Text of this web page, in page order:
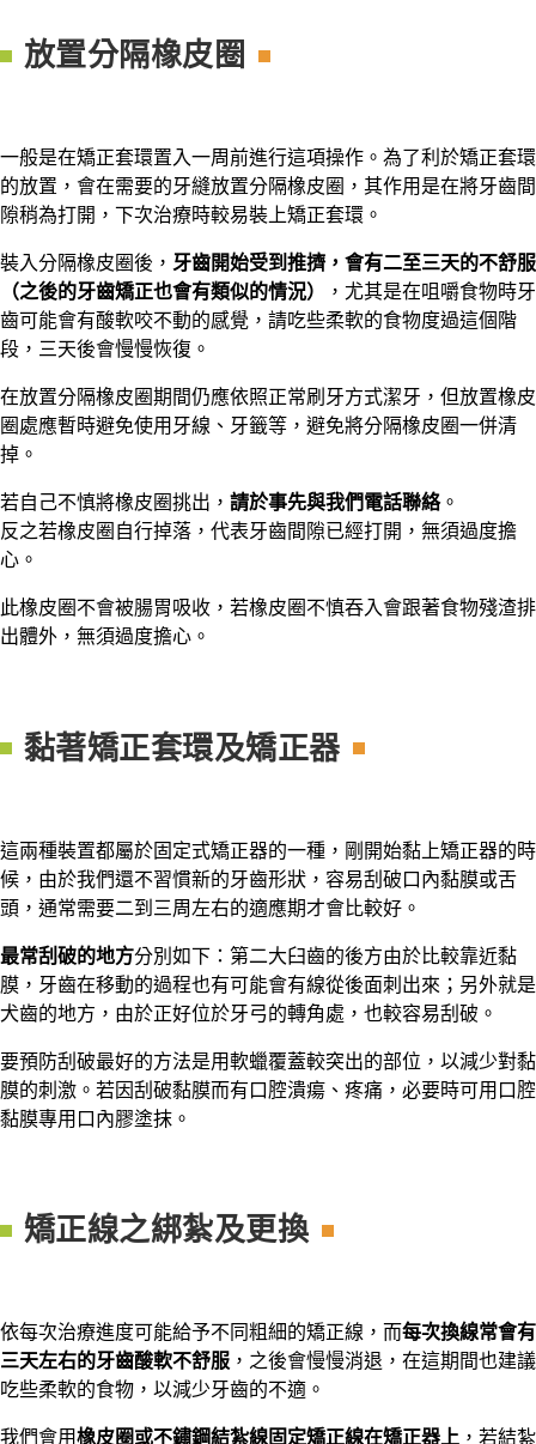
放置分隔橡皮圈
一般是在矯正套環置入一周前進行這項操作。為了利於矯正套環
的放置，會在需要的牙縫放置分隔橡皮圈，其作用是在將牙齒間
隙稍為打開，下次治療時較易裝上矯正套環。
裝入分隔橡皮圈後， 牙齒開始受到推擠，會有二至三天的不舒服
（之後的牙齒矯正也會有類似的情況）
，尤其是在咀嚼食物時牙
齒可能會有酸軟咬不動的感覺，請吃些柔軟的食物度過這個階
段，三天後會慢慢恢復。
在放置分隔橡皮圈期間仍應依照正常刷牙方式潔牙，但放置橡皮
圈處應暫時避免使用牙線、牙籤等，避免將分隔橡皮圈一併清
掉。
若自己不慎將橡皮圈挑出， 請於事先與我們電話聯絡。
反之若橡皮圈自行掉落，代表牙齒間隙已經打開，無須過度擔
心。
此橡皮圈不會被腸胃吸收，若橡皮圈不慎吞入會跟著食物殘渣排
出體外，無須過度擔心。
黏著矯正套環及矯正器
這兩種裝置都屬於固定式矯正器的一種，剛開始黏上矯正器的時
候，由於我們還不習慣新的牙齒形狀，容易刮破口內黏膜或舌
頭，通常需要二到三周左右的適應期才會比較好。
最常刮破的地方分別如下：第二大臼齒的後方由於比較靠近黏
膜，牙齒在移動的過程也有可能會有線從後面刺出來；另外就是
犬齒的地方，由於正好位於牙弓的轉角處，也較容易刮破。
要預防刮破最好的方法是用軟蠟覆蓋較突出的部位，以減少對黏
膜的刺激。若因刮破黏膜而有口腔潰瘍、疼痛，必要時可用口腔
黏膜專用口內膠塗抹。
矯正線之綁紮及更換
依每次治療進度可能給予不同粗細的矯正線，而每次換線常會有
三天左右的牙齒酸軟不舒服 ，之後會慢慢消退，在這期間也建議
吃些柔軟的食物，以減少牙齒的不適。
我們會用橡皮圈或不鏽鋼結紮線固定矯正線在矯正器上 ，若結紮